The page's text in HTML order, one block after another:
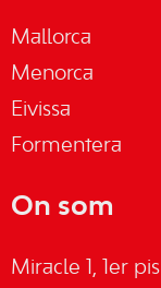
Mallorca
Menorca
Eivissa
Formentera
On som
Miracle 1, 1er pis